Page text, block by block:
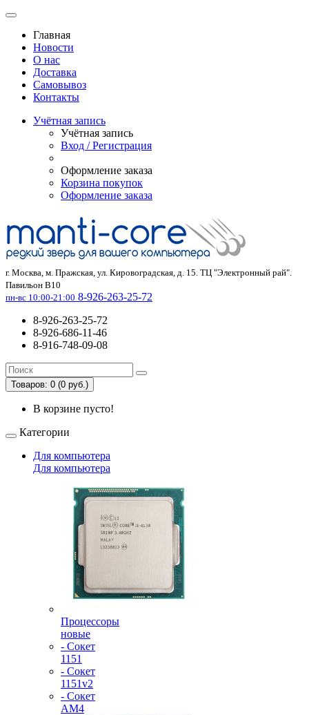
Главная
Новости
О нас
Доставка
Самовывоз
Контакты
Учётная запись
Учётная запись
Вход / Регистрация
Оформление заказа
Корзина покупок
Оформление заказа
г. Москва, м. Пражская, ул. Кировоградская, д. 15. ТЦ "Электронный рай".
Павильон В10
пн-вс 10:00-21:00 8-926-263-25-72
8-926-263-25-72
8-926-686-11-46
8-916-748-09-08
Товаров: 0 (0 руб.)
В корзине пусто!
Категории
Для компьютера
Для компьютера
Процессоры
новые
- Сокет
1151
- Сокет
1151v2
- Сокет
AM4